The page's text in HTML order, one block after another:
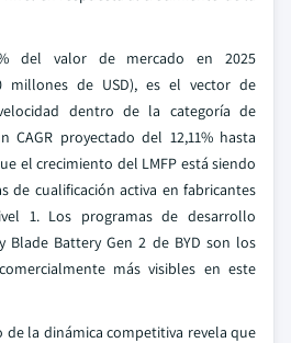
del valor de mercado en 2025
millones de USD), es el vector de
dentro de la categoría de
proyectado del 12,11% hasta
el crecimiento del LMFP está siendo
de cualificación activa en fabricantes
1. Los programas de desarrollo
Blade Battery Gen 2 de BYD son los
más visibles en este
de la dinámica competitiva revela que